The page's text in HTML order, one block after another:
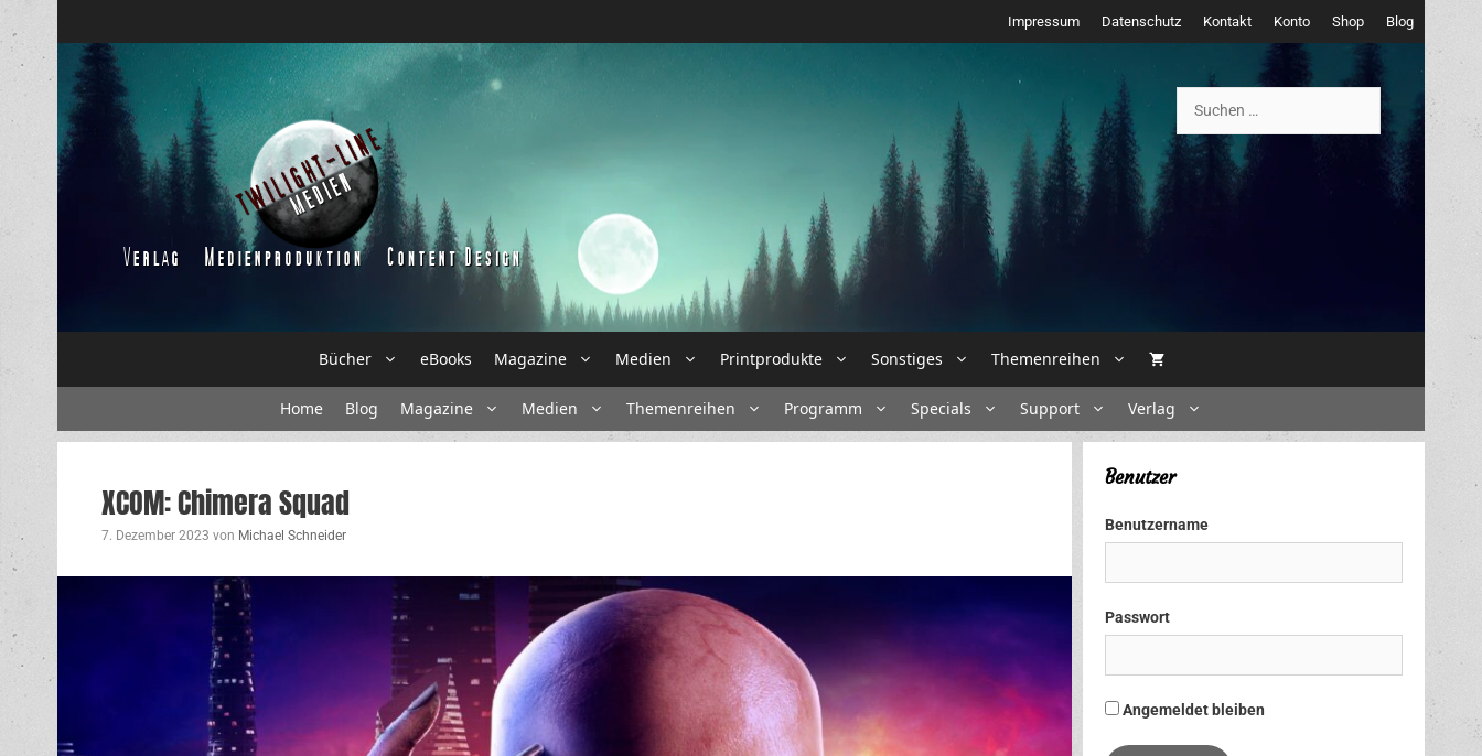
Inhalt
springen
Impressum Datenschutz Kontakt Konto Shop Blog
nach:
Bücher eBooks Magazine Medien Printprodukte Sonstiges Themenreihen
Home Blog Magazine Medien Themenreihen Programm Specials Support Verlag
XCOM: Chimera Squad
7. Dezember 2023 von Michael Schneider
Benutzer
Benutzername
Passwort
Angemeldet bleiben